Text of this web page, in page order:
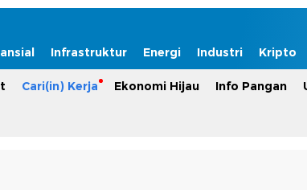
Infrastruktur Energi Industri Kripto
Cari(in) Kerja Ekonomi Hijau Info Pangan